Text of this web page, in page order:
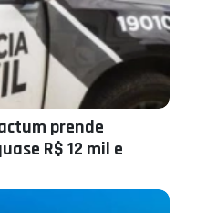
prende
R$ 12 mil e